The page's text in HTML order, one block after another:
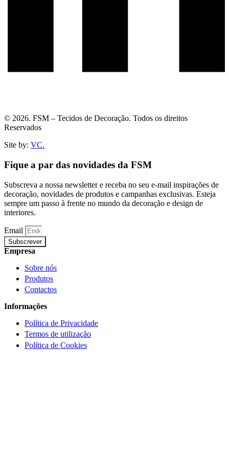
© 2026. FSM – Tecidos de Decoração. Todos os direitos
Reservados
Site by: VC.
Fique a par das novidades da FSM
Subscreva a nossa newsletter e receba no seu e-mail inspirações de
decoração, novidades de produtos e campanhas exclusivas. Esteja
sempre um passo à frente no mundo da decoração e design de
interiores.
Email
Subscrever
Empresa
Sobre nós
Produtos
Contactos
Informações
Política de Privacidade
Termos de utilização
Política de Cookies